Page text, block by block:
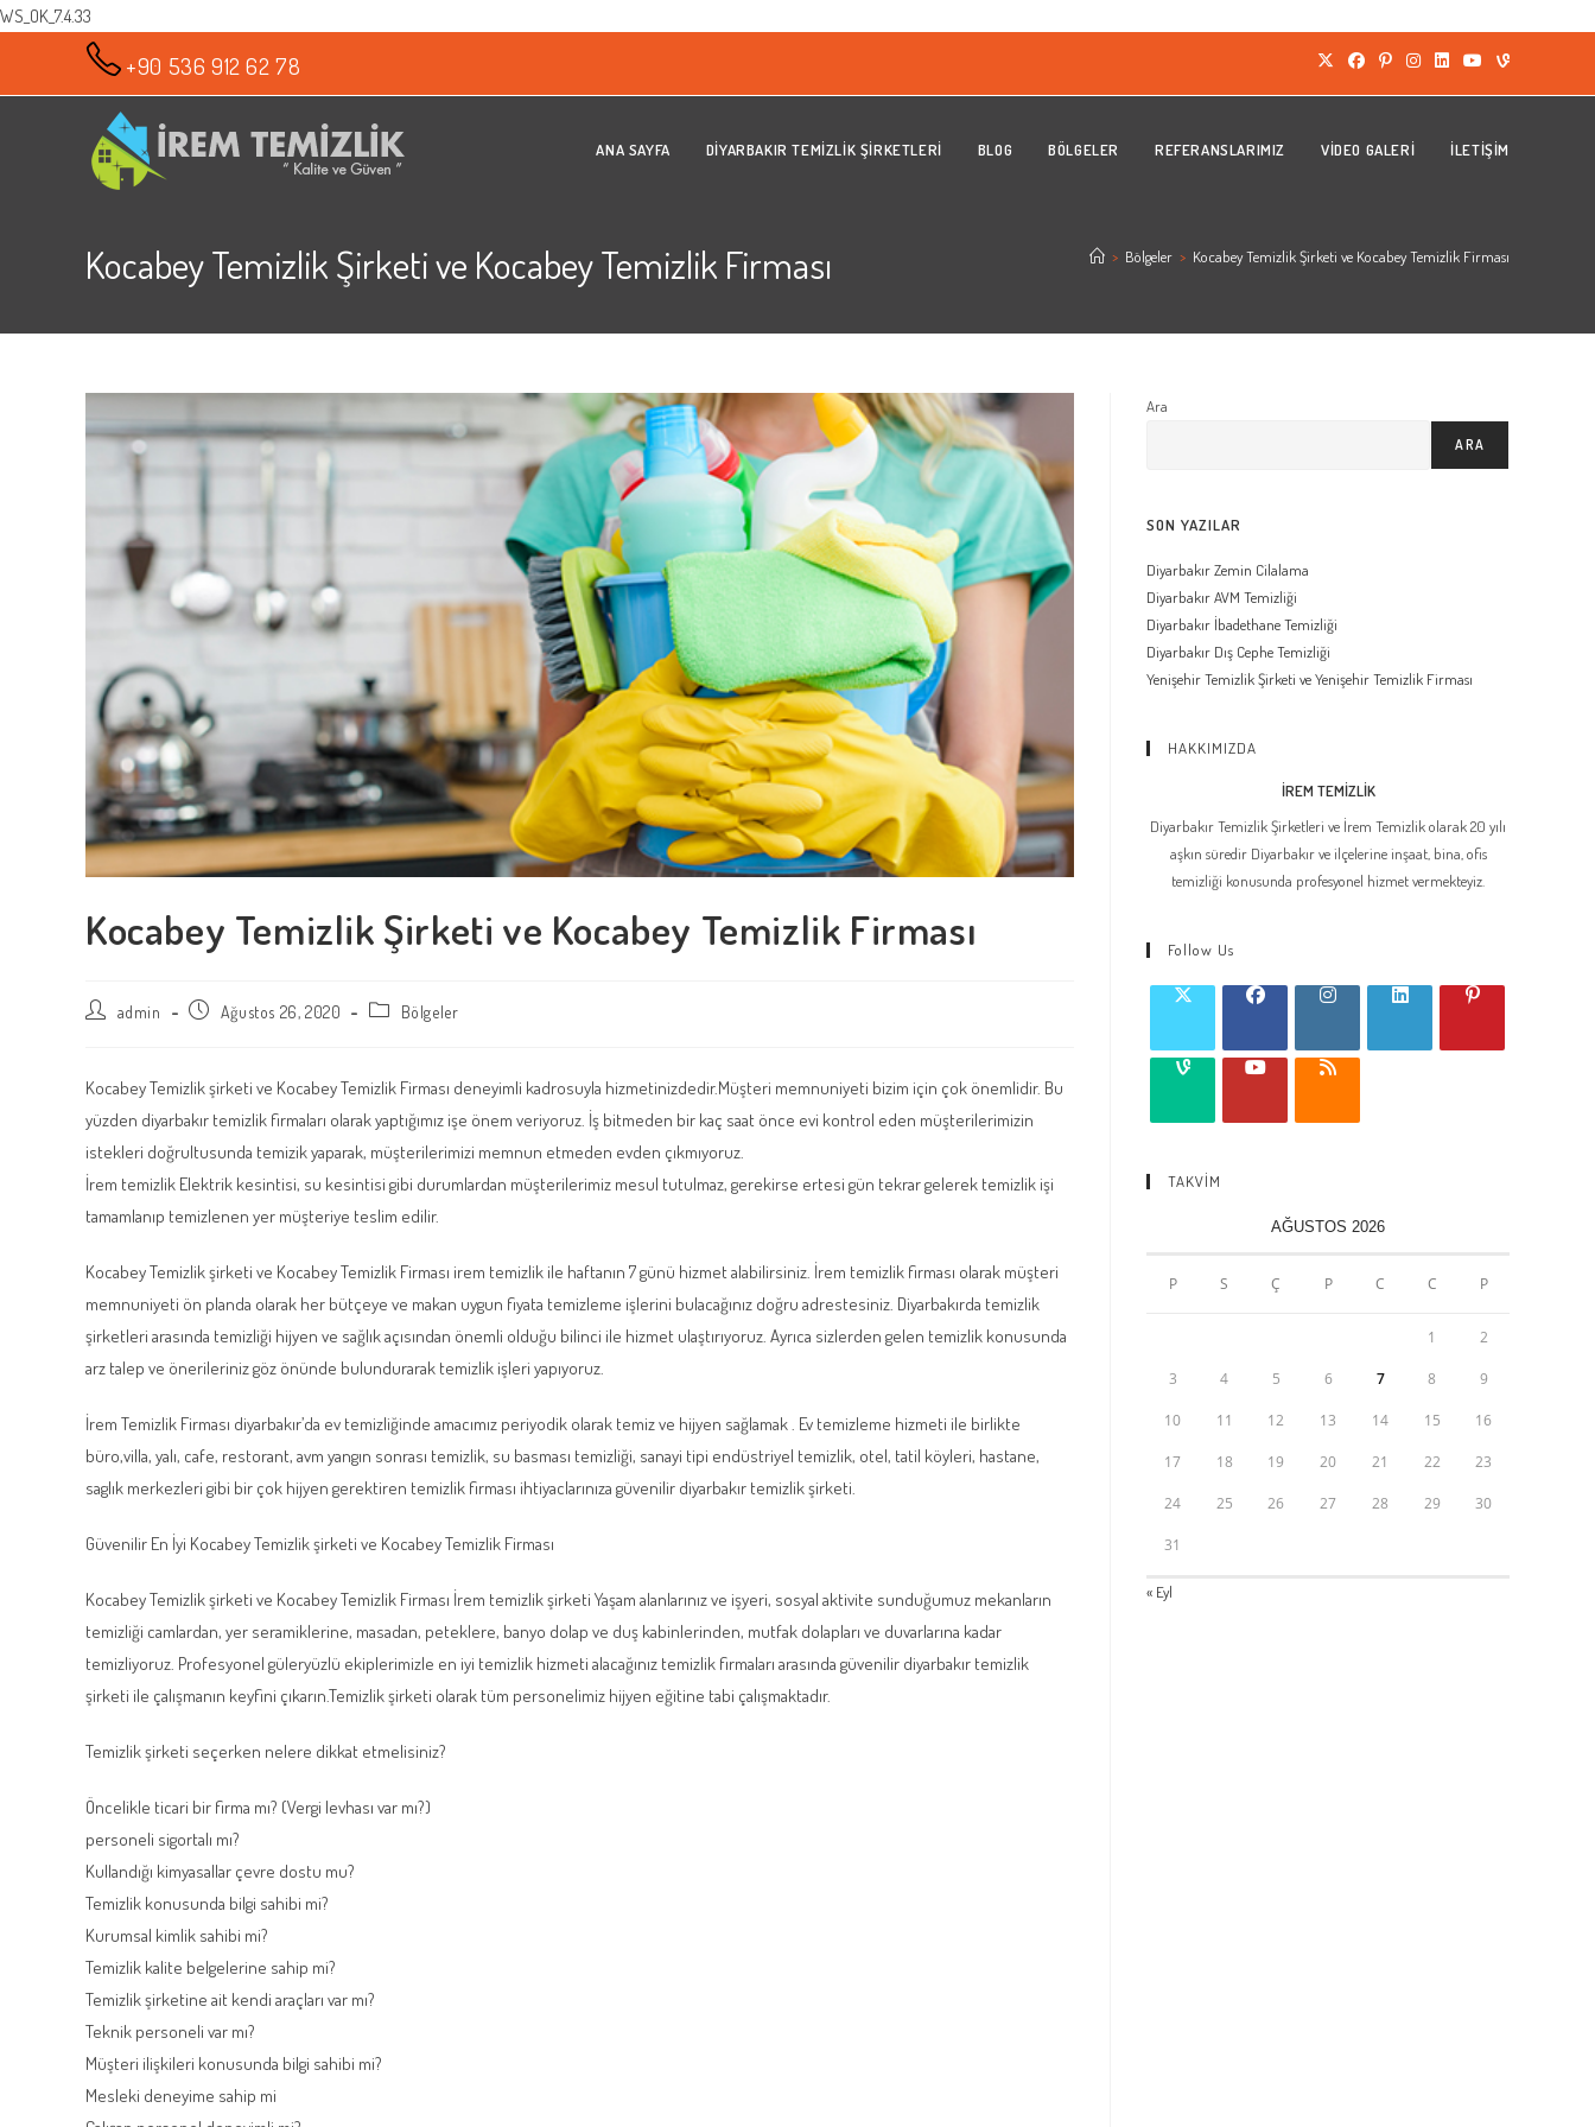
WS_OK_7.4.33
+90 536 912 62 78
ANA SAYFA DIYARBAKIR TEMIZLIK ŞIRKETLERI BLOG BÖLGELER REFERANSLARIMIZ VIDEO GALERI İLETIŞIM
Kocabey Temizlik Şirketi ve Kocabey Temizlik Firması > Bölgeler > Kocabey Temizlik Şirketi ve Kocabey Temizlik Firması
Kocabey Temizlik Şirketi ve Kocabey Temizlik Firması
Post admin
Post Ağustos 26, 2020
Post
Bölgeler
Kocabey Temizlik şirketi ve Kocabey Temizlik Firması deneyimli kadrosuyla hizmetinizdedir.Müşteri memnuniyeti bizim için çok önemlidir. Bu
yüzden diyarbakır temizlik firmaları olarak yaptığımız işe önem veriyoruz. İş bitmeden bir kaç saat önce evi kontrol eden müşterilerimizin
istekleri doğrultusunda temizik yaparak, müşterilerimizi memnun etmeden evden çıkmıyoruz.
İrem temizlik Elektrik kesintisi, su kesintisi gibi durumlardan müşterilerimiz mesul tutulmaz, gerekirse ertesi gün tekrar gelerek temizlik işi
tamamlanıp temizlenen yer müşteriye teslim edilir.
Kocabey Temizlik şirketi ve Kocabey Temizlik Firması irem temizlik ile haftanın 7 günü hizmet alabilirsiniz. İrem temizlik firması olarak müşteri
memnuniyeti ön planda olarak her bütçeye ve makan uygun fiyata temizleme işlerini bulacağınız doğru adrestesiniz. Diyarbakırda temizlik
şirketleri arasında temizliği hijyen ve sağlık açısından önemli olduğu bilinci ile hizmet ulaştırıyoruz. Ayrıca sizlerden gelen temizlik konusunda
arz talep ve önerileriniz göz önünde bulundurarak temizlik işleri yapıyoruz.
İrem Temizlik Firması diyarbakır’da ev temizliğinde amacımız periyodik olarak temiz ve hijyen sağlamak . Ev temizleme hizmeti ile birlikte
büro,villa, yalı, cafe, restorant, avm yangın sonrası temizlik, su basması temizliği, sanayi tipi endüstriyel temizlik, otel, tatil köyleri, hastane,
saglık merkezleri gibi bir çok hijyen gerektiren temizlik firması ihtiyaclarınıza güvenilir diyarbakır temizlik şirketi.
Güvenilir En İyi Kocabey Temizlik şirketi ve Kocabey Temizlik Firması
Kocabey Temizlik şirketi ve Kocabey Temizlik Firması İrem temizlik şirketi Yaşam alanlarınız ve işyeri, sosyal aktivite sunduğumuz mekanların
temizliği camlardan, yer seramiklerine, masadan, peteklere, banyo dolap ve duş kabinlerinden, mutfak dolapları ve duvarlarına kadar
temizliyoruz. Profesyonel güleryüzlü ekiplerimizle en iyi temizlik hizmeti alacağınız temizlik firmaları arasında güvenilir diyarbakır temizlik
şirketi ile çalışmanın keyfini çıkarın.​Temizlik şirketi olarak tüm personelimiz hijyen eğitine tabi çalışmaktadır.
Temizlik şirketi seçerken nelere dikkat etmelisiniz?
Öncelikle ticari bir firma mı? (Vergi levhası var mı?)
personeli sigortalı mı?
Kullandığı kimyasallar çevre dostu mu?
Temizlik konusunda bilgi sahibi mi?
Kurumsal kimlik sahibi mi?
Temizlik kalite belgelerine sahip mi?
Temizlik şirketine ait kendi araçları var mı?
Teknik personeli var mı?
Müşteri ilişkileri konusunda bilgi sahibi mi?
Mesleki deneyime sahip mi
Ara
ARA
SON YAZILAR
Diyarbakır Zemin Cilalama
Diyarbakır AVM Temizliği
Diyarbakır İbadethane Temizliği
Diyarbakır Dış Cephe Temizliği
Yenişehir Temizlik Şirketi ve Yenişehir Temizlik Firması
HAKKIMIZDA
İREM TEMİZLİK
Diyarbakır Temizlik Şirketleri ve İrem Temizlik olarak 20 yılı
aşkın süredir Diyarbakır ve ilçelerine inşaat, bina, ofis
temizliği konusunda profesyonel hizmet vermekteyiz.
Follow Us
TAKVİM
AĞUSTOS 2026
P S Ç P C C P
1 2
3 4 5 6 7 8 9
10 11 12 13 14 15 16
17 18 19 20 21 22 23
24 25 26 27 28 29 30
31
« Eyl